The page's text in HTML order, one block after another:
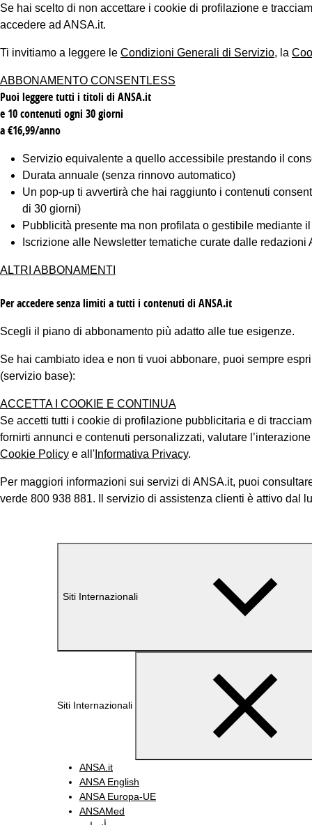
Se hai scelto di non accettare i cookie di profilazione e
accedere ad ANSA.it.
Ti invitiamo a leggere le Condizioni Generali di Servizio, la
ABBONAMENTO CONSENTLESS
Puoi leggere tutti i titoli di ANSA.it
e 10 contenuti ogni 30 giorni
a €16,99/anno
Servizio equivalente a quello accessibile prestando il
Durata annuale (senza rinnovo automatico)
Un pop-up ti avvertirà che hai raggiunto i contenuti
di 30 giorni)
Pubblicità presente ma non profilata o gestibile mediante
Iscrizione alle Newsletter tematiche curate dalle redazioni
ALTRI ABBONAMENTI
Per accedere senza limiti a tutti i contenuti di ANSA.it
Scegli il piano di abbonamento più adatto alle tue esigenze.
Se hai cambiato idea e non ti vuoi abbonare, puoi sempre
(servizio base):
ACCETTA I COOKIE E CONTINUA
Se accetti tutti i cookie di profilazione pubblicitaria e di
fornirti annunci e contenuti personalizzati, valutare
Cookie Policy e all' Informativa Privacy.
Per maggiori informazioni sui servizi di ANSA.it, puoi
verde 800 938 881. Il servizio di assistenza clienti è attivo dal
Siti Internazionali
Siti Internazionali
ANSA.it
ANSA English
ANSA Europa-UE
ANSAMed